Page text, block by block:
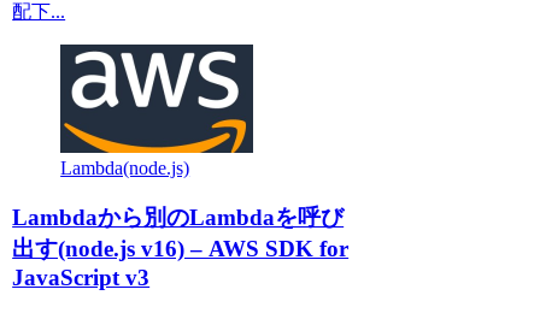
配下...
Lambda(node.js)
Lambdaから別のLambdaを呼び
出す(node.js v16) – AWS SDK for
JavaScript v3